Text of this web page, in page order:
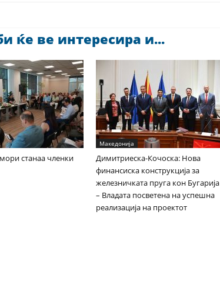
ќе ве интересира и...
станаа членки
Македонија
Димитриеска-Кочоска: Нова
финансиска конструкција за
железничката пруга кон Бугарија
– Владата посветена на успешна
реализација на проектот